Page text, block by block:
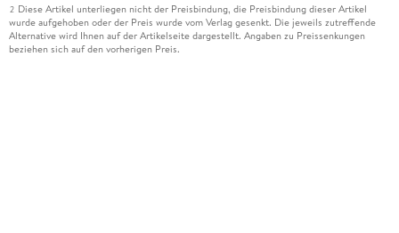
2 Diese Artikel unterliegen nicht der Preisbindung, die Preisbindung dieser Artikel
wurde aufgehoben oder der Preis wurde vom Verlag gesenkt. Die jeweils zutreffende
Alternative wird Ihnen auf der Artikelseite dargestellt. Angaben zu Preissenkungen
beziehen sich auf den vorherigen Preis.